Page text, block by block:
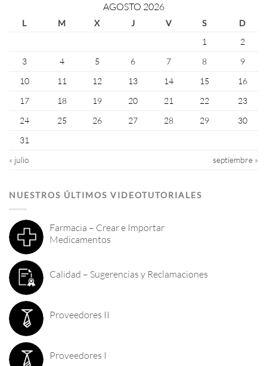
AGOSTO 2026
L M X J V S
D
1
2
3
4 5 6 7 8
9
10
11 12 13 14 15
16
17
18 19 20 21 22
23
24
25 26 27 28 29
30
31
« julio
septiembre »
NUESTROS ÚLTIMOS VIDEOTUTORIALES
Farmacia – Crear e Importar
Medicamentos
Calidad – Sugerencias y Reclamaciones
Proveedores II
Proveedores I